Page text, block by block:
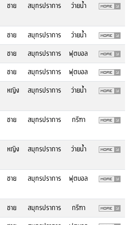
ชาย สมุทรปราการ ว่ายน้ำ
ชาย สมุทรปราการ
ว่ายน้ำ
ชาย สมุทรปราการ
ฟุตบอล
ชาย สมุทรปราการ
ฟุตบอล
หญิง สมุทรปราการ ว่ายน้ำ
ชาย สมุทรปราการ กรีฑา
หญิง สมุทรปราการ ว่ายน้ำ
ชาย สมุทรปราการ ฟุตบอล
ชาย สมุทรปราการ
กรีฑา